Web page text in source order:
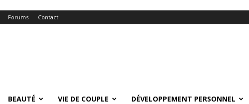
Forums Contact
BEAUTÉ VIE DE COUPLE DÉVELOPPEMENT PERSONNEL